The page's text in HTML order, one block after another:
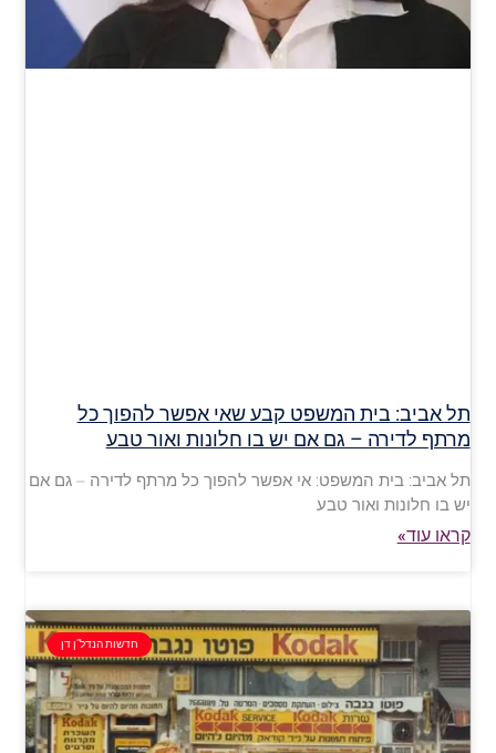
תל אביב: בית המשפט קבע שאי אפשר להפוך כל
מרתף לדירה – גם אם יש בו חלונות ואור טבע
תל אביב: בית המשפט: אי אפשר להפוך כל מרתף לדירה – גם אם
יש בו חלונות ואור טבע
קראו עוד»
חדשות הנדל"ן דן